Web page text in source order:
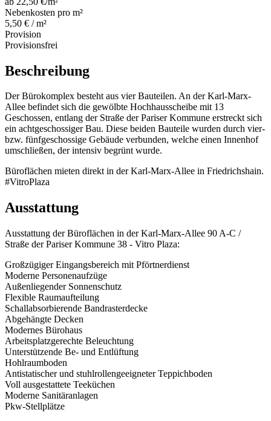
Nebenkosten pro m²
5,50 € / m²
Provision
Provisionsfrei
Beschreibung
Der Bürokomplex besteht aus vier Bauteilen. An der Karl-Marx-
Allee befindet sich die gewölbte Hochhausscheibe mit 13
Geschossen, entlang der Straße der Pariser Kommune erstreckt sich
ein achtgeschossiger Bau. Diese beiden Bauteile wurden durch vier-
bzw. fünfgeschossige Gebäude verbunden, welche einen Innenhof
umschließen, der intensiv begrünt wurde.
Büroflächen mieten direkt in der Karl-Marx-Allee in Friedrichshain.
#VitroPlaza
Ausstattung
Ausstattung der Büroflächen in der Karl-Marx-Allee 90 A-C /
Straße der Pariser Kommune 38 - Vitro Plaza:
Großzügiger Eingangsbereich mit Pförtnerdienst
Moderne Personenaufzüge
Außenliegender Sonnenschutz
Flexible Raumaufteilung
Schallabsorbierende Bandrasterdecke
Abgehängte Decken
Modernes Bürohaus
Arbeitsplatzgerechte Beleuchtung
Unterstützende Be- und Entlüftung
Hohlraumboden
Antistatischer und stuhlrollengeeigneter Teppichboden
Voll ausgestattete Teeküchen
Moderne Sanitäranlagen
Pkw-Stellplätze